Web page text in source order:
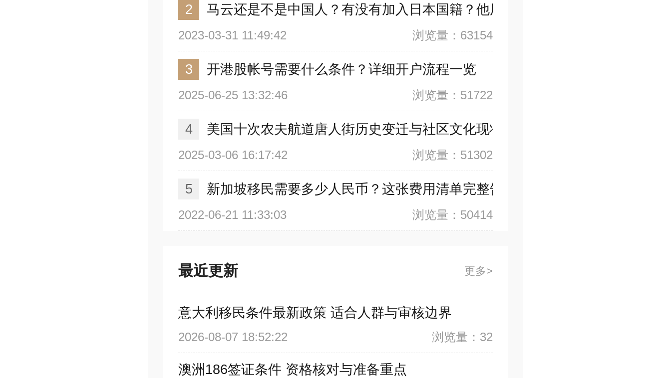
2 马云还是不是中国人？有没有加入日本国籍？他用了哪些身份畅行世界？
2023-03-31 11:49:42 浏览量：63154
3 开港股帐号需要什么条件？详细开户流程一览
2025-06-25 13:32:46 浏览量：51722
4 美国十次农夫航道唐人街历史变迁与社区文化现状
2025-03-06 16:17:42 浏览量：51302
5 新加坡移民需要多少人民币？这张费用清单完整告诉你
2022-06-21 11:33:03 浏览量：50414
最近更新 更多
意大利移民条件最新政策 适合人群与审核边界
2026-08-07 18:52:22 浏览量：32
澳洲186签证条件 资格核对与准备重点